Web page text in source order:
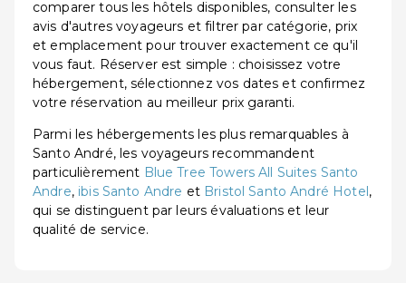
comparer tous les hôtels disponibles, consulter les
avis d'autres voyageurs et filtrer par catégorie, prix
et emplacement pour trouver exactement ce qu'il
vous faut. Réserver est simple : choisissez votre
hébergement, sélectionnez vos dates et confirmez
votre réservation au meilleur prix garanti.
Parmi les hébergements les plus remarquables à
Santo André, les voyageurs recommandent
particulièrement Blue Tree Towers All Suites Santo
Andre, ibis Santo Andre et Bristol Santo André Hotel,
qui se distinguent par leurs évaluations et leur
qualité de service.